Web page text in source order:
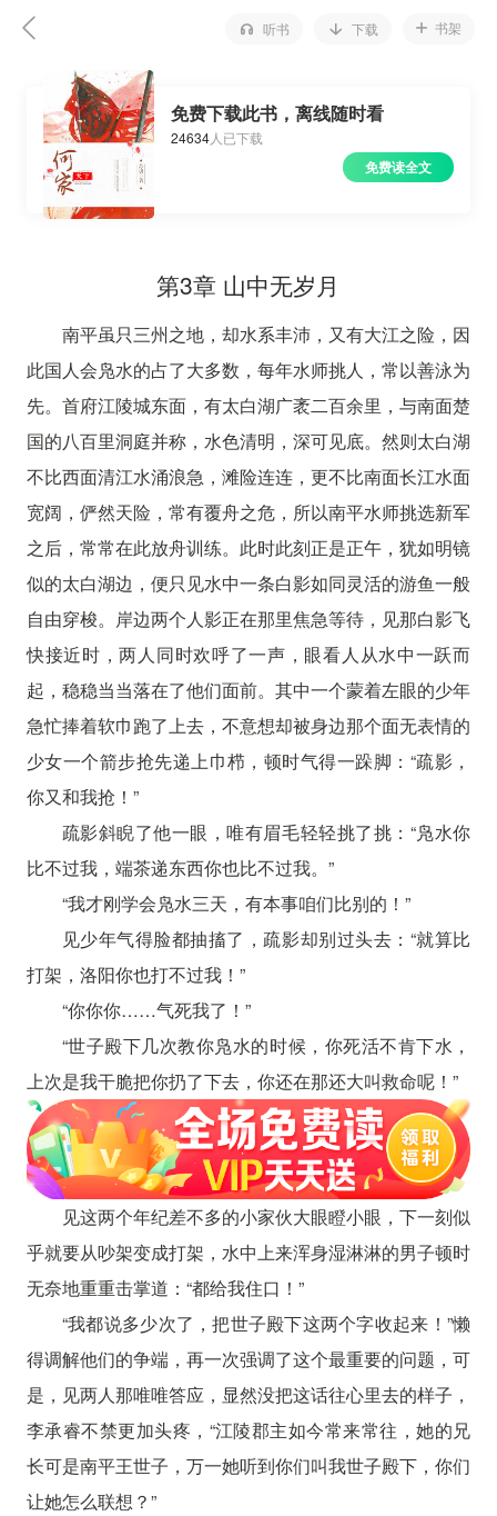
听书 下载 书架
免费下载此书，离线随时看
24634人已下载
免费读全文
第3章 山中无岁月
南平虽只三州之地，却水系丰沛，又有大江之险，因
此国人会凫水的占了大多数，每年水师挑人，常以善泳为
先。首府江陵城东面，有太白湖广袤二百余里，与南面楚
国的八百里洞庭并称，水色清明，深可见底。然则太白湖
不比西面清江水涌浪急，滩险连连，更不比南面长江水面
宽阔，俨然天险，常有覆舟之危，所以南平水师挑选新军
之后，常常在此放舟训练。此时此刻正是正午，犹如明镜
似的太白湖边，便只见水中一条白影如同灵活的游鱼一般
自由穿梭。岸边两个人影正在那里焦急等待，见那白影飞
快接近时，两人同时欢呼了一声，眼看人从水中一跃而
起，稳稳当当落在了他们面前。其中一个蒙着左眼的少年
急忙捧着软巾跑了上去，不意想却被身边那个面无表情的
少女一个箭步抢先递上巾栉，顿时气得一跺脚：“疏影，
你又和我抢！”
疏影斜睨了他一眼，唯有眉毛轻轻挑了挑：“凫水你
比不过我，端茶递东西你也比不过我。”
“我才刚学会凫水三天，有本事咱们比别的！”
见少年气得脸都抽搐了，疏影却别过头去：“就算比
打架，洛阳你也打不过我！”
“你你你……气死我了！”
“世子殿下几次教你凫水的时候，你死活不肯下水，
上次是我干脆把你扔了下去，你还在那还大叫救命呢！”
见这两个年纪差不多的小家伙大眼瞪小眼，下一刻似
乎就要从吵架变成打架，水中上来浑身湿淋淋的男子顿时
无奈地重重击掌道：“都给我住口！”
“我都说多少次了，把世子殿下这两个字收起来！”懒
得调解他们的争端，再一次强调了这个最重要的问题，可
是，见两人那唯唯答应，显然没把这话往心里去的样子，
李承睿不禁更加头疼，“江陵郡主如今常来常往，她的兄
长可是南平王世子，万一她听到你们叫我世子殿下，你们
让她怎么联想？”